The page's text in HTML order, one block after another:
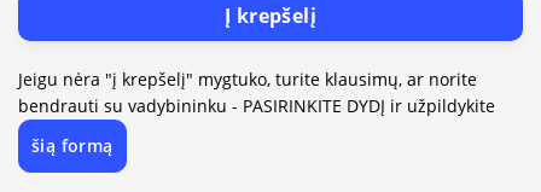
Į krepšelį
Jeigu nėra "į krepšelį" mygtuko, turite klausimų, ar norite
bendrauti su vadybininku - PASIRINKITE DYDĮ ir užpildykite
šią formą